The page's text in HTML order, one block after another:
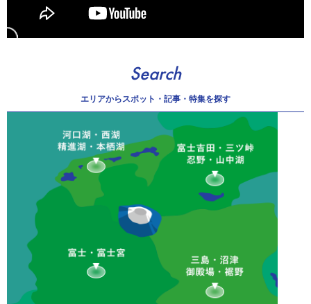
Search
エリアからスポット・記事・特集を探す